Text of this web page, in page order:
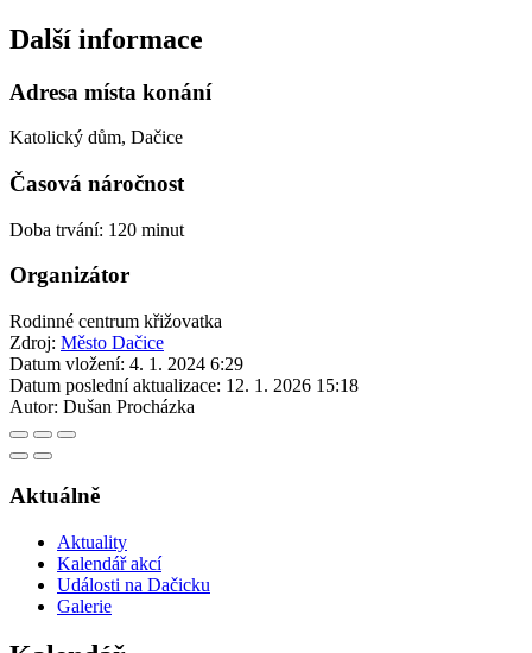
Další informace
Adresa místa konání
Katolický dům, Dačice
Časová náročnost
Doba trvání: 120 minut
Organizátor
Rodinné centrum křižovatka
Zdroj: Město Dačice
Datum vložení: 4. 1. 2024 6:29
Datum poslední aktualizace: 12. 1. 2026 15:18
Autor: Dušan Procházka
Aktuálně
Aktuality
Kalendář akcí
Události na Dačicku
Galerie